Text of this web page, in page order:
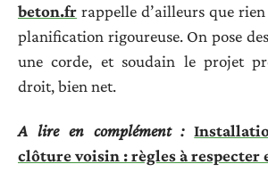
beton.fr rappelle d’ailleurs que
planification rigoureuse. On pose
une corde, et soudain le projet
droit, bien net.
A lire en complément :
clôture voisin : règles à respecter